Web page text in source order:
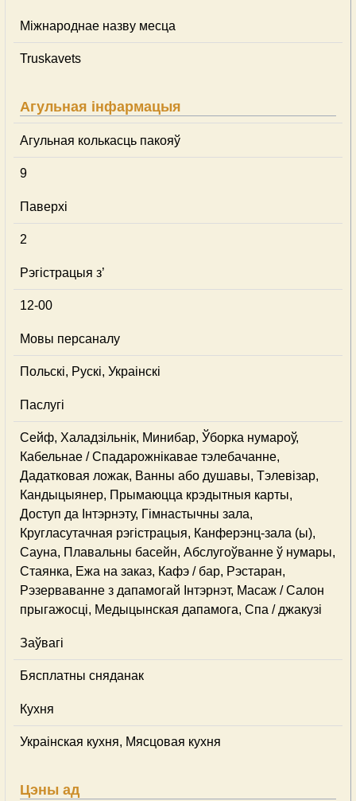
Міжнароднае назву месца
Truskavets
Агульная інфармацыя
Агульная колькасць пакояў
9
Паверхі
2
Рэгістрацыя з’
12-00
Мовы персаналу
Польскі, Рускі, Украінскі
Паслугі
Сейф, Халадзільнік, Минибар, Ўборка нумароў,
Кабельнае / Спадарожнiкавае тэлебачанне,
Дадатковая ложак, Ванны або душавы, Тэлевізар,
Кандыцыянер, Прымаюцца крэдытныя карты,
Доступ да Інтэрнэту, Гімнастычны зала,
Кругласутачная рэгістрацыя, Канферэнц-зала (ы),
Сауна, Плавальны басейн, Абслугоўванне ў нумары,
Стаянка, Ежа на заказ, Кафэ / бар, Рэстаран,
Рэзерваванне з дапамогай Інтэрнэт, Масаж / Салон
прыгажосці, Медыцынская дапамога, Спа / джакузі
Заўвагі
Бясплатны сняданак
Кухня
Украінская кухня, Мясцовая кухня
Цэны ад